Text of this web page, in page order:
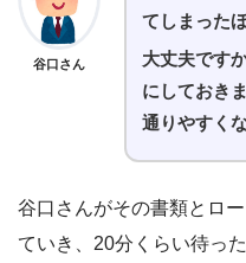
谷口さん
てしまった
大丈夫です
にしておき
通りやすく
谷口さんがその書類とロ
ていき、20分くらい待っ